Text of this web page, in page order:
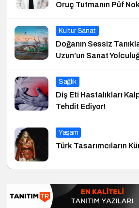
Oruç Tutmanın Püf
Kültür Sanat
Doğanın Sessiz
Uzun’un Sanat
Sağlık
Diş Eti Hastalıkları Kalp
Tehdit Ediyor!
Yaşam
Türk Tasarımcıların